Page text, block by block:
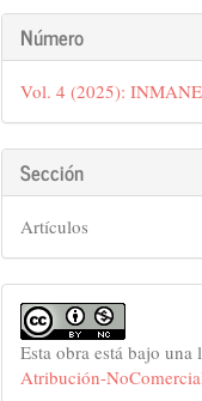
Detalles
del
artículo
Número
Vol. 4 (2025):
Sección
Artículos
Esta obra está bajo
Atribución-